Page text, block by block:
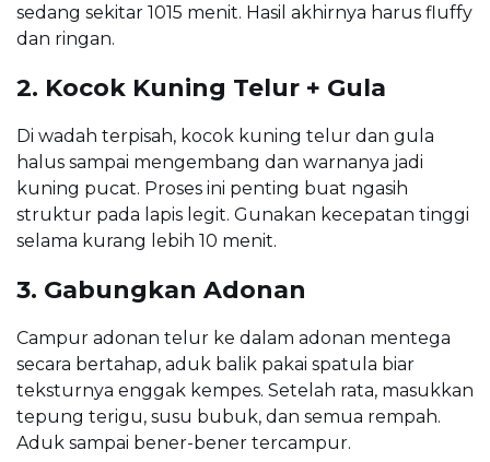
sedang sekitar 1015 menit. Hasil akhirnya harus fluffy
dan ringan.
2. Kocok Kuning Telur + Gula
Di wadah terpisah, kocok kuning telur dan gula
halus sampai mengembang dan warnanya jadi
kuning pucat. Proses ini penting buat ngasih
struktur pada lapis legit. Gunakan kecepatan tinggi
selama kurang lebih 10 menit.
3. Gabungkan Adonan
Campur adonan telur ke dalam adonan mentega
secara bertahap, aduk balik pakai spatula biar
teksturnya enggak kempes. Setelah rata, masukkan
tepung terigu, susu bubuk, dan semua rempah.
Aduk sampai bener-bener tercampur.